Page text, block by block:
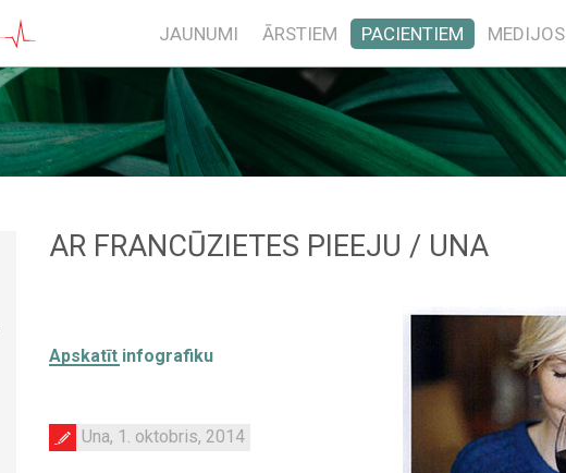
JAUNUMI ĀRSTIEM PACIENTIEM MEDIJOS
AR FRANCŪZIETES PIEEJU / UNA
Apskatīt infografiku
Una, 1. oktobris, 2014